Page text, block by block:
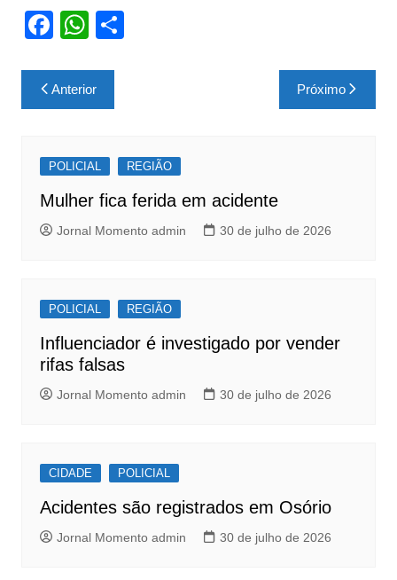
F
c
e
o
o
k
W
at
s
p
p
S
Navegação
de
Anterior Próximo
POLICIAL REGIÃO
Mulher fica ferida em acidente
Jornal Momento admin 30 de julho de 2026
POLICIAL REGIÃO
Influenciador é investigado por vender
rifas falsas
Jornal Momento admin 30 de julho de 2026
CIDADE POLICIAL
Acidentes são registrados em Osório
Jornal Momento admin 30 de julho de 2026